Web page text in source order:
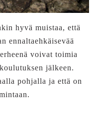
hyvä muistaa, että
ennaltaehkäisevää
voivat toimia
jälkeen.
pohjalla ja että on